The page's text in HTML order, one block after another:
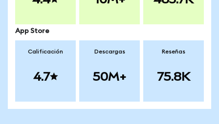
App Store
Calificación
4.7
Descargas
50M+
Reseñas
75.8K